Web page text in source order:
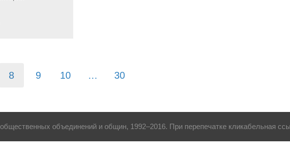
8 9 10 … 30
объединений и общин, 1992–2016. При перепечатке кликабельная